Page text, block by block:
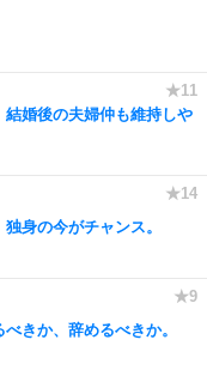
婚後の夫婦仲も維持しや
身の今がチャンス。
きか、辞めるべきか。